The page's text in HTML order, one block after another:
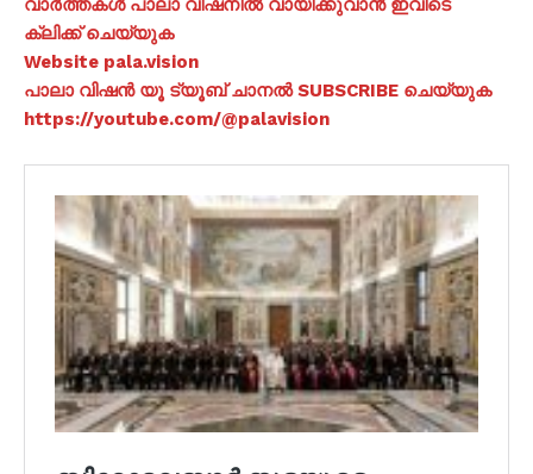
വാർത്തകൾ പാലാ വിഷനിൽ വായിക്കുവാൻ ഇവിടെ
ക്ലിക്ക് ചെയ്യുക
Website pala.vision
പാലാ വിഷൻ യൂ ട്യൂബ് ചാനൽ SUBSCRIBE ചെയ്യുക
https://youtube.com/@palavision